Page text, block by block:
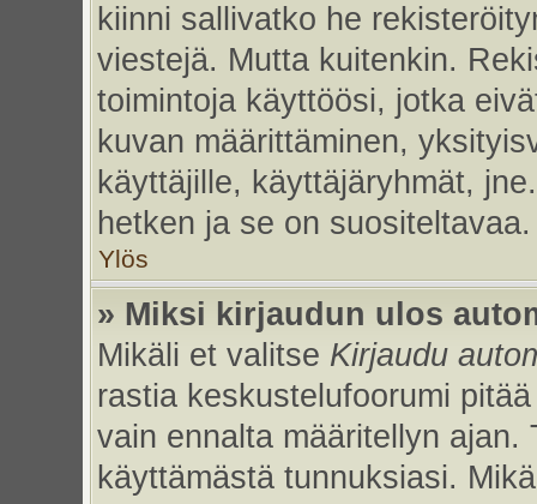
kiinni sallivatko he
viestejä. Mutta kuitenkin.
toimintoja käyttöösi, jotka
kuvan määrittäminen,
käyttäjille, käyttäjäryhmät,
hetken ja se on suositeltavaa.
Ylös
» Miksi kirjaudun ulos
Mikäli et valitse Kirjaudu
rastia keskustelufoorumi
vain ennalta määritellyn
käyttämästä tunnuksiasi.